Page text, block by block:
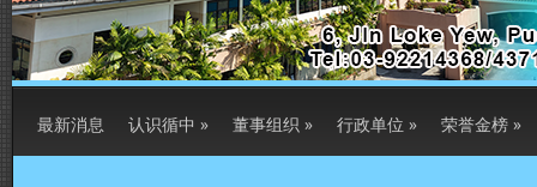
最新消息 认识循中 » 董事组织 » 行政单位 » 荣誉金榜 »